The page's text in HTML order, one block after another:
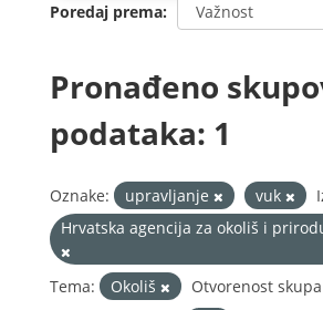
Poredaj prema
Pronađeno
podataka: 1
Oznake: upravljanje vuk
Hrvatska agencija za okoliš i
Tema: Okoliš
Otvorenost